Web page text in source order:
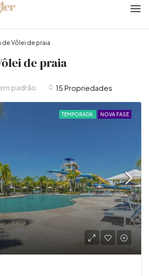
de Vôlei de praia
de praia
15 Propriedades
padrão
TEMPORADA NOVA FASE